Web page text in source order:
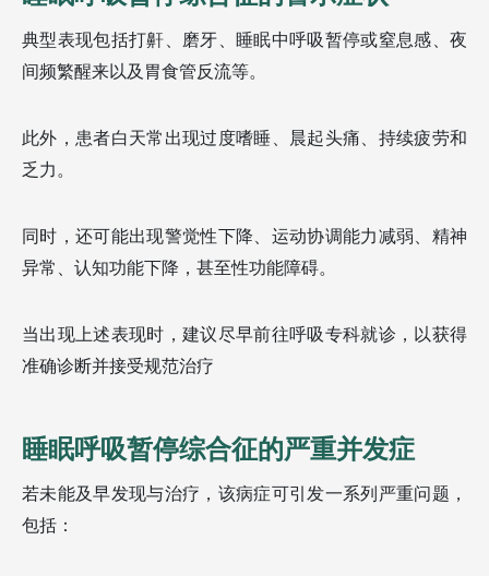
典型表现包括打鼾、磨牙、睡眠中呼吸暂停或窒息感、夜
间频繁醒来以及胃食管反流等。
此外，患者白天常出现过度嗜睡、晨起头痛、持续疲劳和
乏力。
同时，还可能出现警觉性下降、运动协调能力减弱、精神
异常、认知功能下降，甚至性功能障碍。
当出现上述表现时，建议尽早前往呼吸专科就诊，以获得
准确诊断并接受规范治疗
睡眠呼吸暂停综合征的严重并发症
若未能及早发现与治疗，该病症可引发一系列严重问题，
包括：